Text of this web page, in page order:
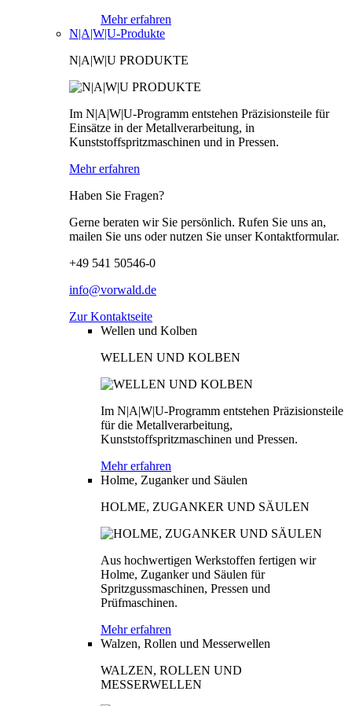
Mehr erfahren
N|A|W|U-Produkte
N|A|W|U PRODUKTE
Im N|A|W|U-Programm entstehen Präzisionsteile für
Einsätze in der Metallverarbeitung, in
Kunststoffspritzmaschinen und in Pressen.
Mehr erfahren
Haben Sie Fragen?
Gerne beraten wir Sie persönlich. Rufen Sie uns an,
mailen Sie uns oder nutzen Sie unser Kontaktformular.
+49 541 50546-0
info@vorwald.de
Zur Kontaktseite
Wellen und Kolben
WELLEN UND KOLBEN
Im N|A|W|U-Programm entstehen Präzisionsteile
für die Metallverarbeitung,
Kunststoffspritzmaschinen und Pressen.
Mehr erfahren
Holme, Zuganker und Säulen
HOLME, ZUGANKER UND SÄULEN
Aus hochwertigen Werkstoffen fertigen wir
Holme, Zuganker und Säulen für
Spritzgussmaschinen, Pressen und
Prüfmaschinen.
Mehr erfahren
Walzen, Rollen und Messerwellen
WALZEN, ROLLEN UND
MESSERWELLEN